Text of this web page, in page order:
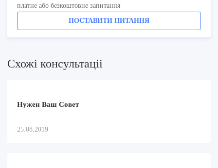
платне або безкоштовне запитання
ПОСТАВИТИ ПИТАННЯ
Схожi консультацii
Нужен Ваш Совет
25.08.2019